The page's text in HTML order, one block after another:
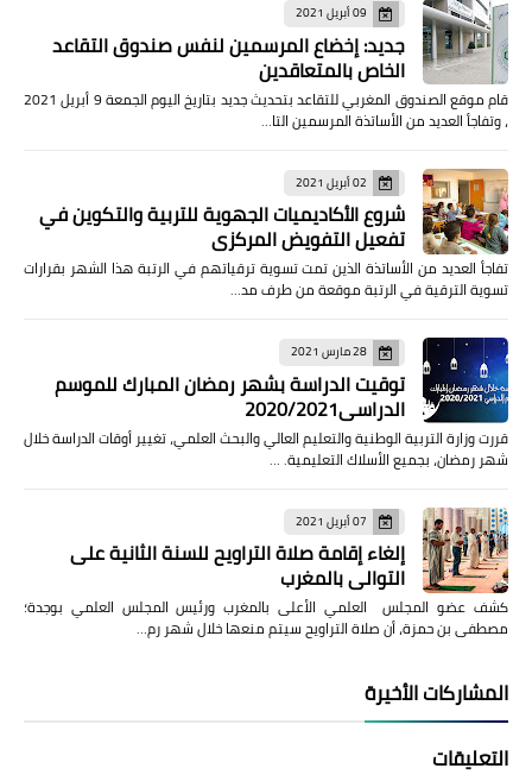
09 أبريل 2021
جديد: إخضاع المرسمين لنفس صندوق التقاعد
الخاص بالمتعاقدين
قام موقع الصندوق المغربي للتقاعد بتحديث جديد بتاريخ اليوم الجمعة 9 أبريل 2021
، وتفاجأ العديد من الأساتذة المرسمين التا…
02 أبريل 2021
شروع الأكاديميات الجهوية للتربية والتكوين في
تفعيل التفويض المركزي
تفاجأ العديد من الأساتذة الذين تمت تسوية ترقياتهم في الرتبة هذا الشهر بقرارات
تسوية الترقية في الرتبة موقعة من طرف مد…
28 مارس 2021
توقيت الدراسة بشهر رمضان المبارك للموسم
الدراسي2020/2021
قررت وزارة التربية الوطنية والتعليم العالي والبحث العلمي، تغيير أوقات الدراسة خلال
شهر رمضان، بجميع الأسلاك التعليمية. …
07 أبريل 2021
إلغاء إقامة صلاة التراويح للسنة الثانية على
التوالي بالمغرب
كشف عضو المجلس العلمي الأعلى بالمغرب ورئيس المجلس العلمي بوجدة؛
مصطفى بن حمزة، أن صلاة التراويح سيتم منعها خلال شهر رم…
المشاركات الأخيرة
التعليقات